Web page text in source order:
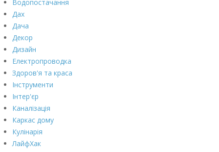
Водопостачання
Дах
Дача
Декор
Дизайн
Електропроводка
Здоров'я та краса
Інструменти
Інтер'єр
Каналізація
Каркас дому
Кулінарія
ЛайфХак